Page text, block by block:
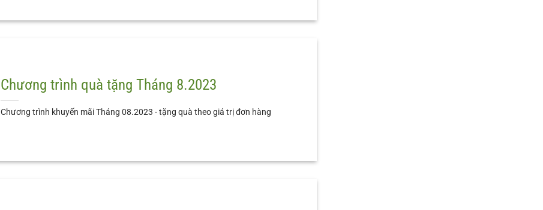
Chương trình quà tặng Tháng 8.2023
Chương trình khuyến mãi Tháng 08.2023 - tặng quà theo giá trị đơn hàng